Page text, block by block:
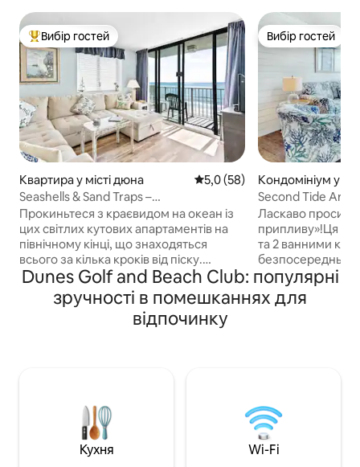
Топ вибір гостей
Вибір гостей
Квартира у місті дюна Середня оцінка: 5,0 з 5,
5,0 (58)
Seashells & Sand Traps –
2 спальні/2 ванні кімнати
Прокиньтеся з краєвидом на океан із
цих світлих кутових апартаментів на
північному кінці, що знаходяться
всього за кілька кроків від піску.
Завдяки вікнам, що виходять на північ,
захід і схід, ця квартира наповнена
природним світлом і має чудові
краєвиди, яких немає у внутрішніх
Незалежно від того, чи ви тут для
спокійного пляжного відпочинку, гри в
гольф чи активного відпочинку на
узбережжі, ця квартира ідеальна!
Вибір гостей
Вибір гостей
Кондомініум у
Біч
Second Tide
6 осіб!)
Ласкаво
припливу»!Ця
та 2 ванними
безпосередньо
Sands Beach Club
відремонтована
меблями,
підігрівом,
піклболу/
зал і ресторан на
Dunes Golf and Beach Club: популярні
зручності в помешканнях для
відпочинку
Кухня Wi-Fi